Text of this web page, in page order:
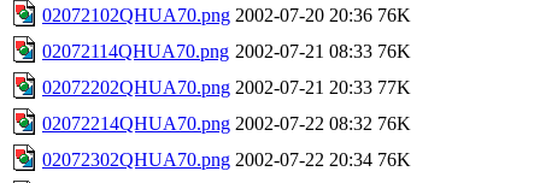
02072102QHUA70.png 2002-07-20 20:36 76K
02072114QHUA70.png 2002-07-21 08:33 76K
02072202QHUA70.png 2002-07-21 20:33 77K
02072214QHUA70.png 2002-07-22 08:32 76K
02072302QHUA70.png 2002-07-22 20:34 76K